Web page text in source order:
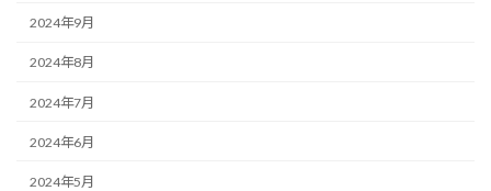
2024年9月
2024年8月
2024年7月
2024年6月
2024年5月